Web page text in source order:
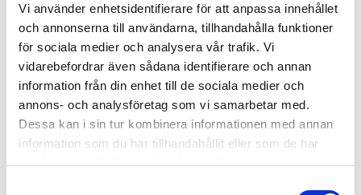
Vi använder enhetsidentifierare för att anpassa innehållet
och annonserna till användarna, tillhandahålla funktioner
för sociala medier och analysera vår trafik. Vi
vidarebefordrar även sådana identifierare och annan
information från din enhet till de sociala medier och
annons- och analysföretag som vi samarbetar med.
Dessa kan i sin tur kombinera informationen med annan
information som du har tillhandahållit eller som de har
samlat in när du har använt deras tjänster.